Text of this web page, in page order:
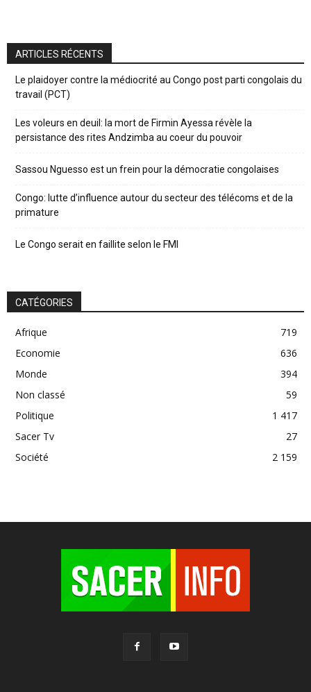
ARTICLES RÉCENTS
Le plaidoyer contre la médiocrité au Congo post parti congolais du
travail (PCT)
Les voleurs en deuil: la mort de Firmin Ayessa révèle la
persistance des rites Andzimba au coeur du pouvoir
Sassou Nguesso est un frein pour la démocratie congolaises
Congo: lutte d’influence autour du secteur des télécoms et de la
primature
Le Congo serait en faillite selon le FMI
CATÉGORIES
Afrique
719
Economie
636
Monde
394
Non classé
59
Politique
1 417
Sacer Tv
27
Société
2 159